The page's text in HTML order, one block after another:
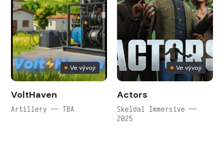
Ve vývoji
VoltHaven
Artillery — TBA
Ve vývoji
Actors
Skeldal Immersive —
2025